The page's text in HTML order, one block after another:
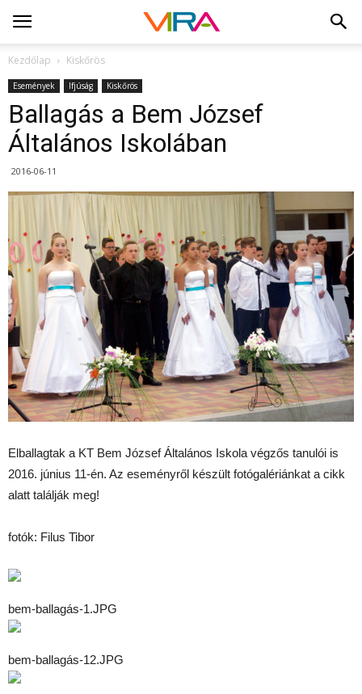
Kezdőlap Kiskőrös
Események Ifjúság Kiskőrös
Ballagás a Bem József
Általános Iskolában
2016-06-11
Elballagtak a KT Bem József Általános Iskola végzős tanulói is
2016. június 11-én. Az eseményről készült fotógalériánkat a cikk
alatt találják meg!
fotók: Filus Tibor
bem-ballagás-1.JPG
bem-ballagás-12.JPG